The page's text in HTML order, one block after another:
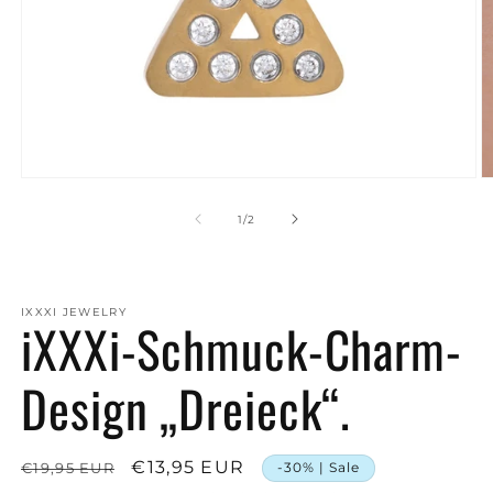
1/von
2
IXXXI JEWELRY
iXXXi-Schmuck-Charm-
Design „Dreieck“.
Normaler
€19,95 EUR Verkaufspreis
€13,95 EUR -30% | Sale